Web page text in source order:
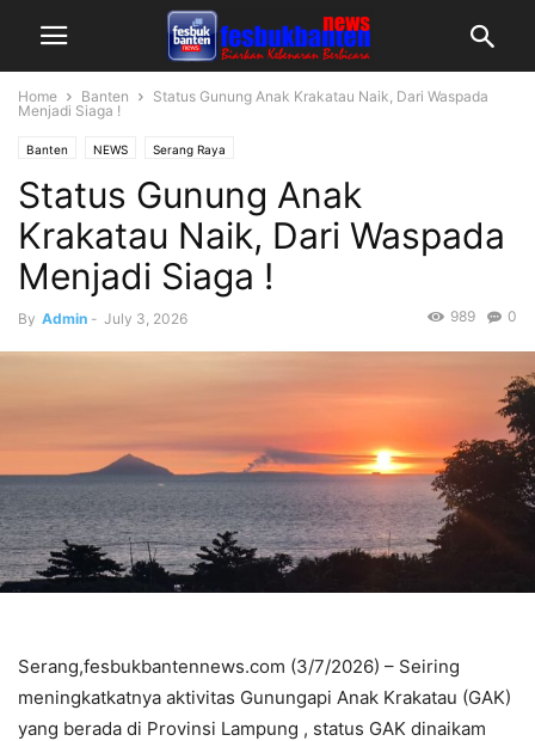
Home Banten
Status Gunung Anak Krakatau Naik, Dari Waspada
Menjadi Siaga !
Banten NEWS Serang Raya
Status Gunung Anak
Krakatau Naik, Dari Waspada
Menjadi Siaga !
By Admin - July 3, 2026 0
989
Serang,fesbukbantennews.com (3/7/2026) – Seiring
meningkatkatnya aktivitas Gunungapi Anak Krakatau (GAK)
yang berada di Provinsi Lampung , status GAK dinaikam